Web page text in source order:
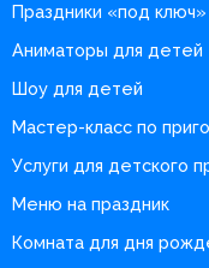
Праздники «под ключ»
Аниматоры для детей
Шоу для детей
Мастер-класс по
Услуги для детского
Меню на праздник
Комната для дня